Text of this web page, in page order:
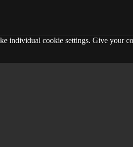
individual cookie settings. Give your